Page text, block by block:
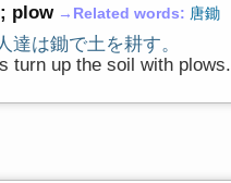
plow →Related words: 唐鋤
達は鋤で土を耕す。
turn up the soil with plows.